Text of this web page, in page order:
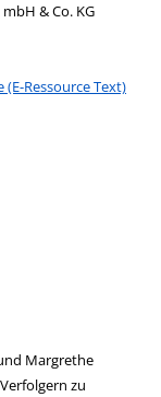
& Co. KG
Medieninhalt -
Ressource Text)
Margrethe
zu